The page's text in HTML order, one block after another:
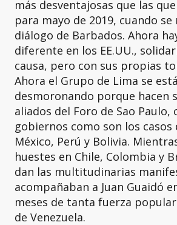
más desventajosas que las
para mayo de 2019, cuando
diálogo de Barbados. Ahora
diferente en los EE.UU.,
causa, pero con sus propias
Ahora el Grupo de Lima se está
desmoronando porque hacen
aliados del Foro de Sao Paulo,
gobiernos como son los casos
México, Perú y Bolivia.
huestes en Chile, Colombia y
dan las multitudinarias
acompañaban a Juan Guaidó
meses de tanta fuerza
de Venezuela.